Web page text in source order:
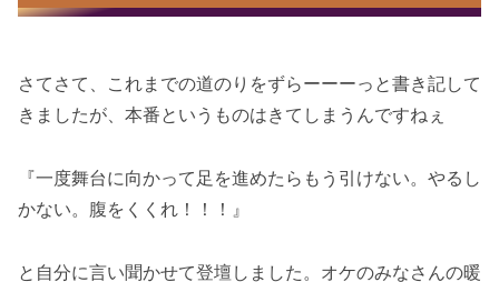
さてさて、これまでの道のりをずらーーーっと書き記して
きましたが、本番というものはきてしまうんですねぇ
『一度舞台に向かって足を進めたらもう引けない。やるし
かない。腹をくくれ！！！』
と自分に言い聞かせて登壇しました。オケのみなさんの暖